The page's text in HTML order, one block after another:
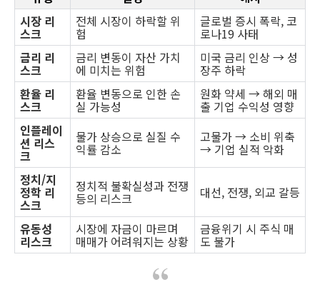
시장 리
스크
전체 시장이 하락할 위
험
글로벌 증시 폭락, 코
로나19 사태
금리 리
스크
금리 변동이 자산 가치
에 미치는 위험
미국 금리 인상 → 성
장주 하락
환율 리
스크
환율 변동으로 인한 손
실 가능성
원화 약세 → 해외 매
출 기업 수익성 영향
인플레이
션 리스
크
물가 상승으로 실질 수
익률 감소
고물가 → 소비 위축
→ 기업 실적 악화
정치/지
정학 리
스크
정치적 불확실성과 전쟁
등의 리스크 대선, 전쟁, 외교 갈등
유동성
리스크
시장에 자금이 마르며
매매가 어려워지는 상황
금융위기 시 주식 매
도 불가